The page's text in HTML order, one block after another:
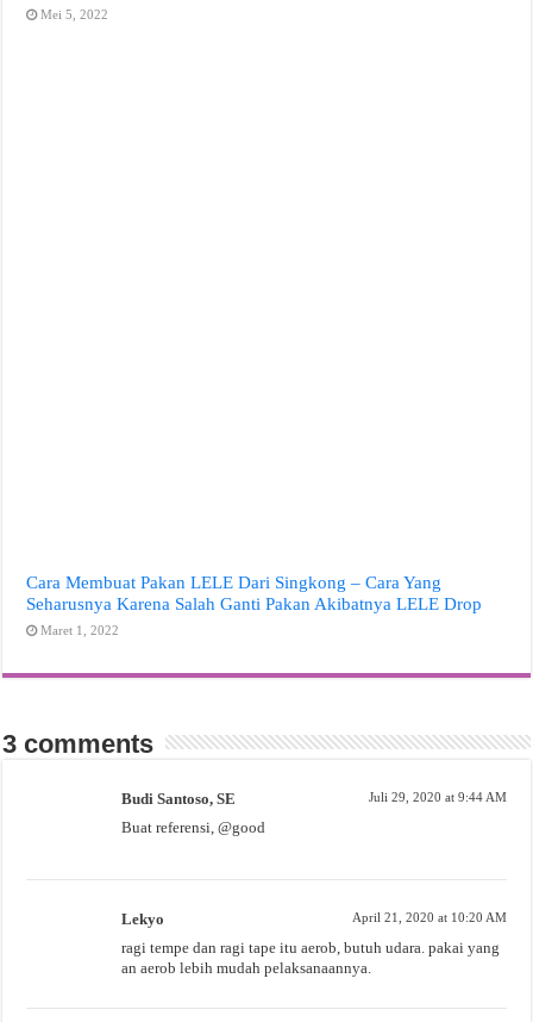
Mei 5, 2022
Cara Membuat Pakan LELE Dari Singkong – Cara Yang
Seharusnya Karena Salah Ganti Pakan Akibatnya LELE Drop
Maret 1, 2022
3 comments
Budi Santoso, SE Juli 29, 2020 at 9:44 AM
Buat referensi, @good
Lekyo April 21, 2020 at 10:20 AM
ragi tempe dan ragi tape itu aerob, butuh udara. pakai yang
an aerob lebih mudah pelaksanaannya.